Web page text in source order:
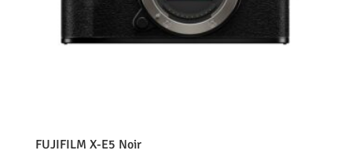
FUJIFILM X-E5 Noir